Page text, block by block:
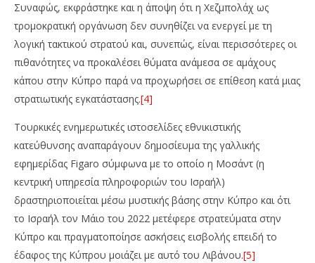
Συναφώς, εκφράστηκε και η άποψη ότι η Χεζμπολάχ ως
τρομοκρατική οργάνωση δεν συνηθίζει να ενεργεί με τη
λογική τακτικού στρατού και, συνεπώς, είναι περισσότερες οι
πιθανότητες να προκαλέσει θύματα ανάμεσα σε αμάχους
κάπου στην Κύπρο παρά να προχωρήσει σε επίθεση κατά μιας
στρατιωτικής εγκατάστασης.[4]
Τουρκικές ενημερωτικές ιστοσελίδες εθνικιστικής
κατεύθυνσης αναπαράγουν δημοσίευμα της γαλλικής
εφημερίδας Figaro σύμφωνα με το οποίο η Μοσάντ (η
κεντρική υπηρεσία πληροφοριών του Ισραήλ)
δραστηριοποιείται μέσω μυστικής βάσης στην Κύπρο και ότι
το Ισραήλ τον Μάιο του 2022 μετέφερε στρατεύματα στην
Κύπρο και πραγματοποίησε ασκήσεις εισβολής επειδή το
έδαφος της Κύπρου μοιάζει με αυτό του Λιβάνου.[5]